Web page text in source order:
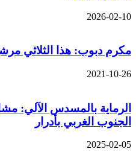
2026-02-10
مكرم دبوب: هذا الثلاثي
2021-10-26
الجنوب الغربي بأدرار
2025-02-05